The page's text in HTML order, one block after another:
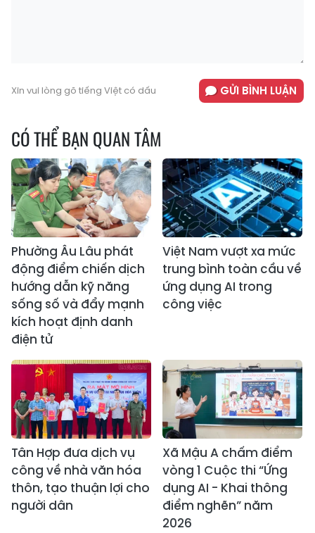
Xin vui lòng gõ tiếng Việt có dấu GỬI BÌNH LUẬN
CÓ THỂ BẠN QUAN TÂM
Phường Âu Lâu phát
động điểm chiến dịch
hướng dẫn kỹ năng
sống số và đẩy mạnh
kích hoạt định danh
điện tử
Việt Nam vượt xa mức
trung bình toàn cầu về
ứng dụng AI trong
công việc
Tân Hợp đưa dịch vụ
công về nhà văn hóa
thôn, tạo thuận lợi cho
người dân
Xã Mậu A chấm điểm
vòng 1 Cuộc thi “Ứng
dụng AI - Khai thông
điểm nghẽn” năm
2026